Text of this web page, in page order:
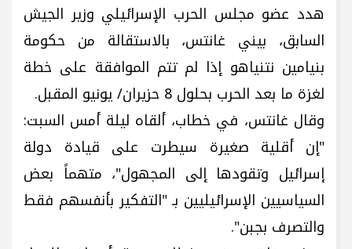
هدد عضو مجلس الحرب الإسرائيلي وزير الجيش
السابق، بيني غانتس، بالاستقالة من حكومة
بنيامين نتنياهو إذا لم تتم الموافقة على خطة
لغزة ما بعد الحرب بحلول 8 حزيران/ يونيو المقبل.
وقال غانتس، في خطاب، ألقاه ليلة أمس السبت:
"إن أقلية صغيرة سيطرت على قيادة دولة
إسرائيل وتقودها إلى المجهول"، متهماً بعض
السياسيين الإسرائيليين بـ "التفكير بأنفسهم فقط
والتصرف بجبن".